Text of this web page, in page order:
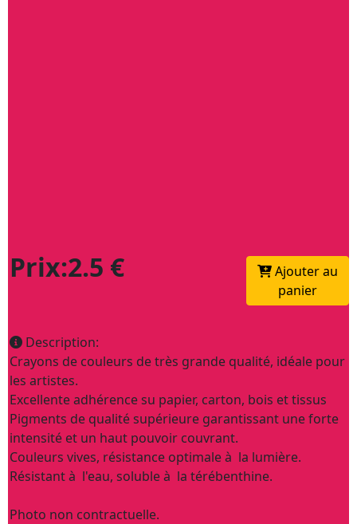
Prix:2.5 €
Ajouter au
panier
Description:
Crayons de couleurs de très grande qualité, idéale pour
les artistes.
Excellente adhérence su papier, carton, bois et tissus
Pigments de qualité supérieure garantissant une forte
intensité et un haut pouvoir couvrant.
Couleurs vives, résistance optimale à la lumière.
Résistant à l'eau, soluble à la térébenthine.
Photo non contractuelle.